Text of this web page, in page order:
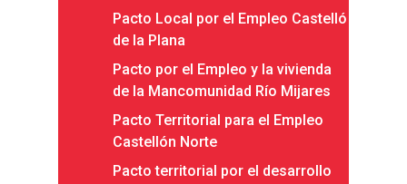
Pacto Local por el Empleo Castelló
de la Plana
Pacto por el Empleo y la vivienda
de la Mancomunidad Río Mijares
Pacto Territorial para el Empleo
Castellón Norte
Pacto territorial por el desarrollo